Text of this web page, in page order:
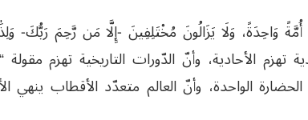
وَاحِدَةً، وَلَا يَزَالُونَ مُخْتَلِفِينَ -إِلَّا مَن رَّحِمَ رَبُّكَ-
تهزم الأحادية، وأنّ الدّورات التاريخية تهزم مقولة
الواحدة، وأنّ العالم متعدّد الأقطاب ينهي